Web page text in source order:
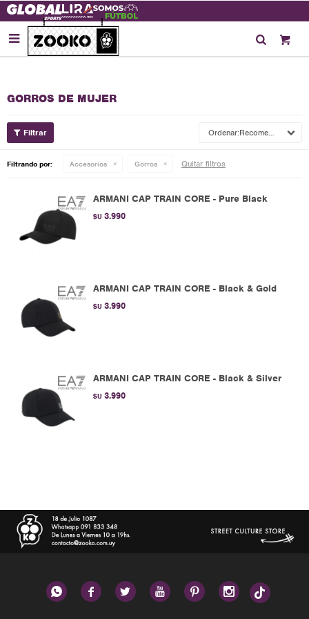

GORROS DE MUJER
Recomendados
Filtrando por: Accesorios Gorros Quitar filtros
ARMANI CAP TRAIN CORE - Pure Black
$U 3.990
ARMANI CAP TRAIN CORE - Black & Gold
$U 3.990
ARMANI CAP TRAIN CORE - Black & Silver
$U 3.990
     